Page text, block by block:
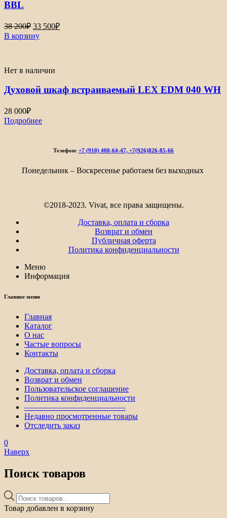
BBL
38 200₽ Первоначальная
цена
составляла
33 500₽Текущая
В корзину
Нет в наличии
Духовой шкаф встраиваемый LEX EDM 040 WH
28 000₽
Подробнее
Телефон: +7 (910) 400-64-47, +7(926)826-85-66
Понедельник – Воскресенье работаем без выходных
©2018-2023. Vivat, все права защищены.
Доставка, оплата и сборка
Возврат и обмен
Публичная оферта
Политика конфиденциальности
Меню
Информация
Главное меню
Главная
Каталог
О нас
Частые вопросы
Контакты
Доставка, оплата и сборка
Возврат и обмен
Пользовательское соглашение
Политика конфиденциальности
————————————–
Недавно просмотренные товары
Отследить заказ
0
Наверх
Поиск товаров
Поиск
товаров
Товар добавлен в корзину